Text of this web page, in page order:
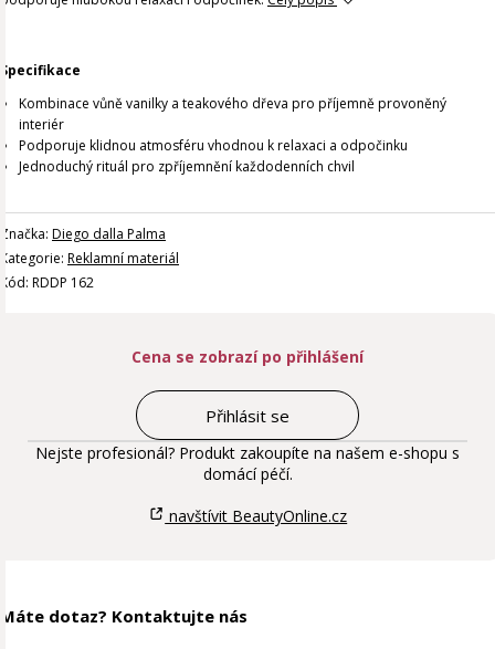
Specifikace
Kombinace vůně vanilky a teakového dřeva pro příjemně provoněný
interiér
Podporuje klidnou atmosféru vhodnou k relaxaci a odpočinku
Jednoduchý rituál pro zpříjemnění každodenních chvil
Značka: Diego dalla Palma
Kategorie: Reklamní materiál
Kód: RDDP 162
Cena se zobrazí po přihlášení
Přihlásit se
Nejste profesionál? Produkt zakoupíte na našem e-shopu s
domácí péčí.
navštívit BeautyOnline.cz
Máte dotaz? Kontaktujte nás